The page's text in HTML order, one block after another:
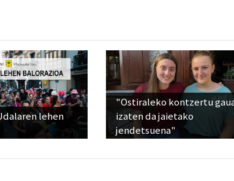
lehen
"Ostiraleko kontzertu
izaten da jaietako
jendetsuena"